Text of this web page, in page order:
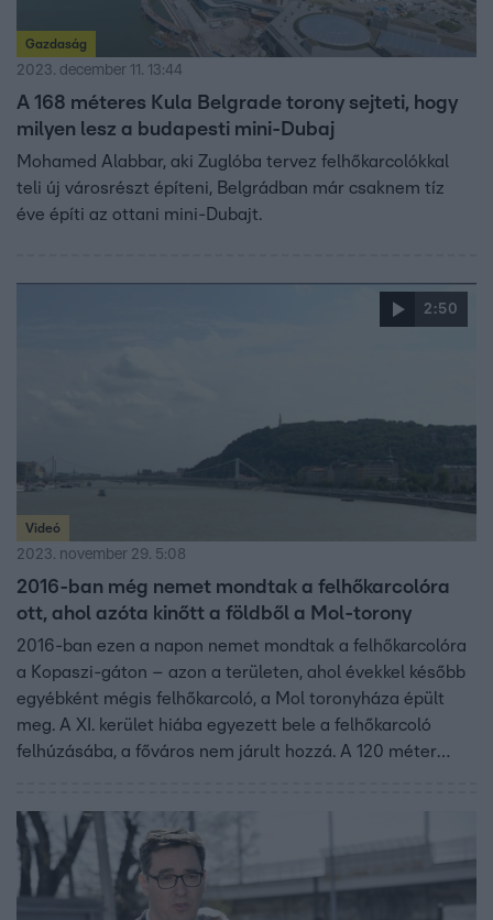
Gazdaság
2023. december 11. 13:44
A 168 méteres Kula Belgrade torony sejteti, hogy
milyen lesz a budapesti mini-Dubaj
Mohamed Alabbar, aki Zuglóba tervez felhőkarcolókkal
teli új városrészt építeni, Belgrádban már csaknem tíz
éve építi az ottani mini-Dubajt.
2:50
Videó
2023. november 29. 5:08
2016-ban még nemet mondtak a felhőkarcolóra
ott, ahol azóta kinőtt a földből a Mol-torony
2016-ban ezen a napon nemet mondtak a felhőkarcolóra
a Kopaszi-gáton – azon a területen, ahol évekkel később
egyébként mégis felhőkarcoló, a Mol toronyháza épült
meg. A XI. kerület hiába egyezett bele a felhőkarcoló
felhúzásába, a főváros nem járult hozzá. A 120 méter
vállalkozó érdekeltségébe tartozó vállalkozás az állami
Eximbanktól kapott 16,5 milliárdos hitelt az építkezéshez.